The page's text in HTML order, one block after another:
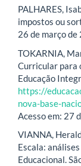
PALHARES,
impostos ou
26 de março de
TOKARNIA,
Curricular para
Educação
https://
nova-base-
Acesso em: 27
VIANNA,
Escala:
Educacional.